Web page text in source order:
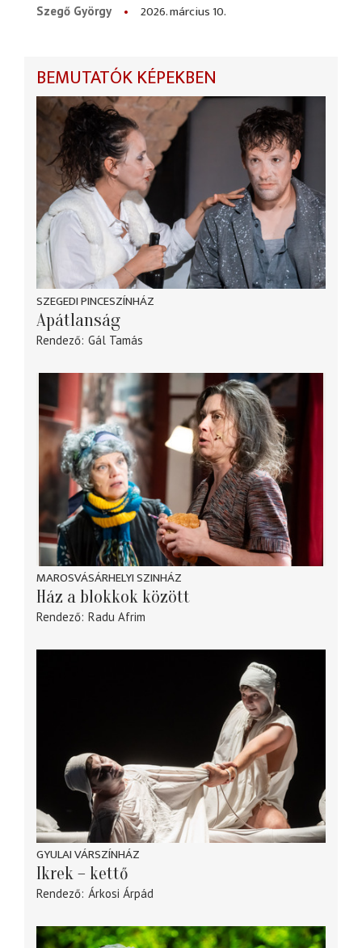
Szegő György
2026. március 10.
BEMUTATÓK KÉPEKBEN
SZEGEDI PINCESZÍNHÁZ
Apátlanság
Rendező Gál Tamás
MAROSVÁSÁRHELYI SZINHÁZ
Ház a blokkok között
Rendező Radu Afrim
GYULAI VÁRSZÍNHÁZ
Ikrek – kettő
Rendező Árkosi Árpád